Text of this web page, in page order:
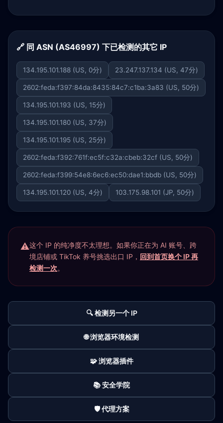
🔗 同 ASN (AS46997) 下已检测的其它 IP
134.195.101.188 (US, 0分) 23.247.137.134 (US, 47分)
2602:feda:f397:84da:8435:84c7:c1ba:3a83 (US, 50分)
134.195.101.193 (US, 15分)
134.195.101.180 (US, 37分)
134.195.101.195 (US, 25分)
2602:feda:f392:761f:ec5f:c32a:cbeb:32cf (US, 50分)
2602:feda:f399:54e8:6ec6:ec50:dae1:bbdb (US, 50分)
134.195.101.120 (US, 4分) 103.175.98.101 (JP, 50分)
这个 IP 的纯净度不太理想。如果你正在为 AI 账号、跨
境店铺或 TikTok 养号挑选出口 IP， 回到首页换个 IP 再
检测一次。
🔍 检测另一个 IP
🌐 浏览器环境检测
🧩 浏览器插件
📚 安全学院
🛡️ 代理方案